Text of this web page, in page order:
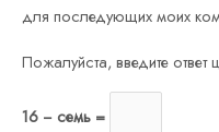
для последующих моих
Пожалуйста, введите ответ
16 − семь =